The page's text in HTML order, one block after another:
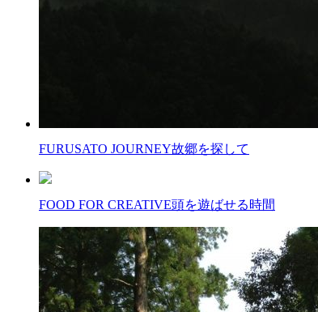
FURUSATO JOURNEY故郷を探して
FOOD FOR CREATIVE頭を遊ばせる時間